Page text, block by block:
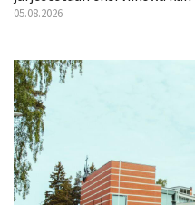
05.08.2026